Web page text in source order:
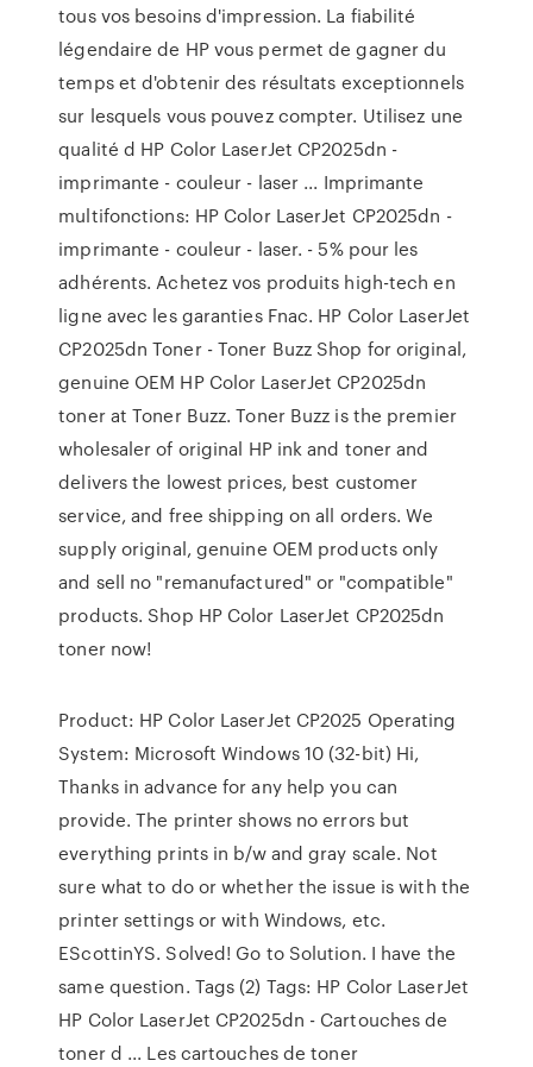
tous vos besoins d'impression. La fiabilité
légendaire de HP vous permet de gagner du
temps et d'obtenir des résultats exceptionnels
sur lesquels vous pouvez compter. Utilisez une
qualité d HP Color LaserJet CP2025dn -
imprimante - couleur - laser ... Imprimante
multifonctions: HP Color LaserJet CP2025dn -
imprimante - couleur - laser. - 5% pour les
adhérents. Achetez vos produits high-tech en
ligne avec les garanties Fnac. HP Color LaserJet
CP2025dn Toner - Toner Buzz Shop for original,
genuine OEM HP Color LaserJet CP2025dn
toner at Toner Buzz. Toner Buzz is the premier
wholesaler of original HP ink and toner and
delivers the lowest prices, best customer
service, and free shipping on all orders. We
supply original, genuine OEM products only
and sell no "remanufactured" or "compatible"
products. Shop HP Color LaserJet CP2025dn
toner now!
Product: HP Color LaserJet CP2025 Operating
System: Microsoft Windows 10 (32-bit) Hi,
Thanks in advance for any help you can
provide. The printer shows no errors but
everything prints in b/w and gray scale. Not
sure what to do or whether the issue is with the
printer settings or with Windows, etc.
EScottinYS. Solved! Go to Solution. I have the
same question. Tags (2) Tags: HP Color LaserJet
HP Color LaserJet CP2025dn - Cartouches de
toner d ... Les cartouches de toner